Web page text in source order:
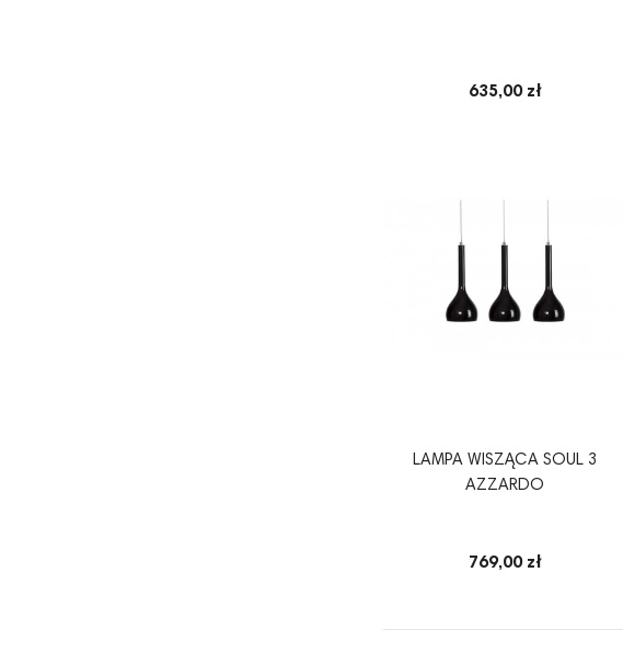
635,00 zł
LAMPA WISZĄCA SOUL 3
AZZARDO
769,00 zł